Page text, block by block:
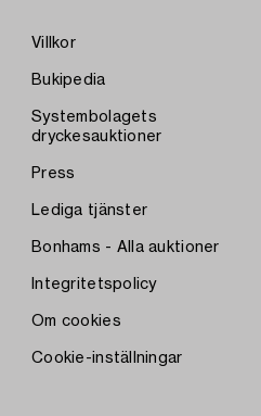
Villkor
Bukipedia
Systembolagets
dryckesauktioner
Press
Lediga tjänster
Bonhams - Alla auktioner
Integritetspolicy
Om cookies
Cookie-inställningar